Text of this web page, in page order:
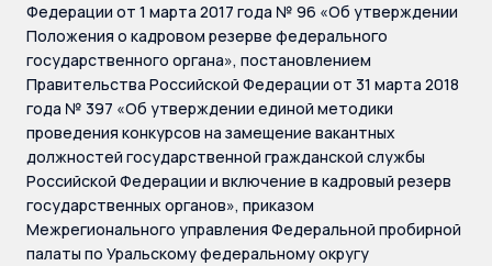
Федерации от 1 марта 2017 года № 96 «Об утверждении
Положения о кадровом резерве федерального
государственного органа», постановлением
Правительства Российской Федерации от 31 марта 2018
года № 397 «Об утверждении единой методики
проведения конкурсов на замещение вакантных
должностей государственной гражданской службы
Российской Федерации и включение в кадровый резерв
государственных органов», приказом
Межрегионального управления Федеральной пробирной
палаты по Уральскому федеральному округу